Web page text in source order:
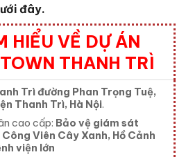
đây.
HIỂU VỀ DỰ ÁN
THANH TRÌ
Trìđường Phan Trọng Tuệ,
Thanh Trì, Hà Nội.
cao cấp: Bảo vệ giám sát
Viên Cây Xanh, Hồ Cảnh
viện lớn